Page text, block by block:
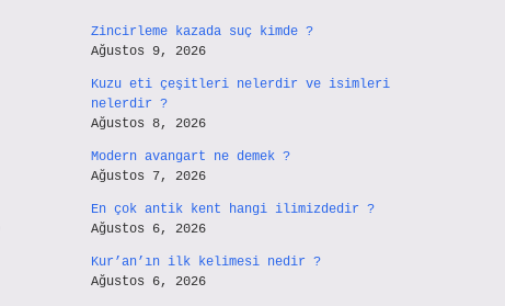
Zincirleme kazada suç kimde ?
Ağustos 9, 2026
Kuzu eti çeşitleri nelerdir ve isimleri
nelerdir ?
Ağustos 8, 2026
Modern avangart ne demek ?
Ağustos 7, 2026
En çok antik kent hangi ilimizdedir ?
Ağustos 6, 2026
Kur’an’ın ilk kelimesi nedir ?
Ağustos 6, 2026